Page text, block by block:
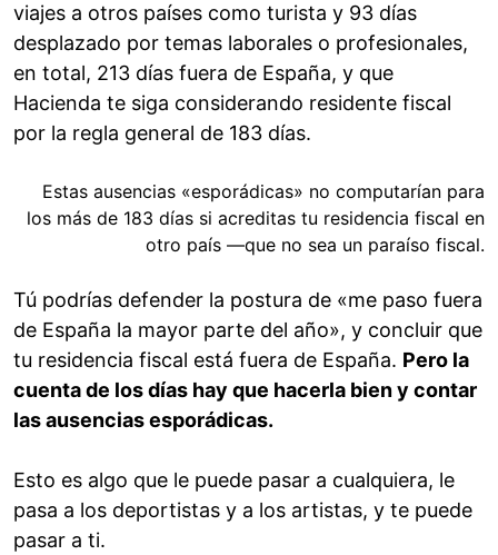
viajes a otros países como turista y 93 días
desplazado por temas laborales o profesionales,
en total, 213 días fuera de España, y que
Hacienda te siga considerando residente fiscal
por la regla general de 183 días.
Estas ausencias «esporádicas» no computarían para
los más de 183 días si acreditas tu residencia fiscal en
otro país —que no sea un paraíso fiscal.
Tú podrías defender la postura de «me paso fuera
de España la mayor parte del año», y concluir que
tu residencia fiscal está fuera de España. Pero la
cuenta de los días hay que hacerla bien y contar
las ausencias esporádicas.
Esto es algo que le puede pasar a cualquiera, le
pasa a los deportistas y a los artistas, y te puede
pasar a ti.